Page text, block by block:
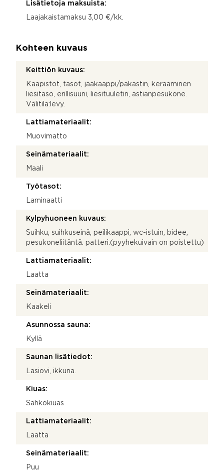
Lisätietoja maksuista:
Laajakaistamaksu 3,00 €/kk.
Kohteen kuvaus
Keittiön kuvaus:
Kaapistot, tasot, jääkaappi/pakastin, keraaminen
liesitaso, erillisuuni, liesituuletin, astianpesukone.
Välitila:levy.
Lattiamateriaalit:
Muovimatto
Seinämateriaalit:
Maali
Työtasot:
Laminaatti
Kylpyhuoneen kuvaus:
Suihku, suihkuseinä, peilikaappi, wc-istuin, bidee,
pesukoneliitäntä. patteri.(pyyhekuivain on poistettu)
Lattiamateriaalit:
Laatta
Seinämateriaalit:
Kaakeli
Asunnossa sauna:
Kyllä
Saunan lisätiedot:
Lasiovi, ikkuna.
Kiuas:
Sähkökiuas
Lattiamateriaalit:
Laatta
Seinämateriaalit:
Puu